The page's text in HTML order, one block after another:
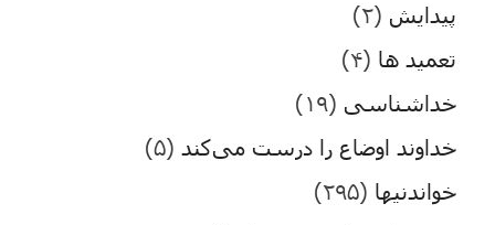
پیدایش (۲)
تعمید ها (۴)
خداشناسی (۱۹)
خداوند اوضاع را درست می‌کند (۵)
خواندنیها (۲۹۵)